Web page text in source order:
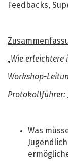
Feedbacks,
„Wie erleichtere
Workshop-
Protokollführer:
Was